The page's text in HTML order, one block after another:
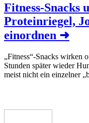
Fitness-Snacks
Proteinriegel,
einordnen ➜
„Fitness“-Snacks wirken
Stunden später wieder
meist nicht ein einzelner